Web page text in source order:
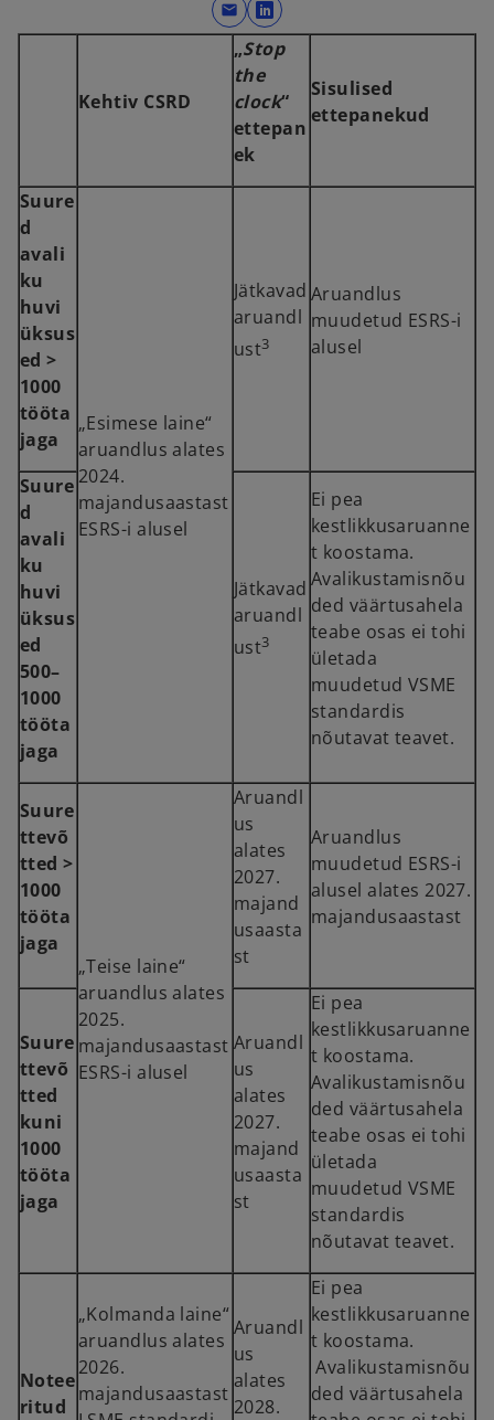
mail
o
p
e
n
s
n
w
t
a
Kehtiv CSRD
„Stop
the
clock“
ettepan
ek
Sisulised
ettepanekud
Suure
d
avali
ku
huvi
üksus
ed >
1000
tööta
jaga
„Esimese laine“
aruandlus alates
2024.
majandusaastast
ESRS-i alusel
Jätkavad
aruandl
ust3
Aruandlus
muudetud ESRS-i
alusel
Suure
d
avali
ku
huvi
üksus
ed
500–
1000
tööta
jaga
Jätkavad
aruandl
ust3
Ei pea
kestlikkusaruanne
t koostama.
Avalikustamisnõu
ded väärtusahela
teabe osas ei tohi
ületada
muudetud VSME
standardis
nõutavat teavet.
Suure
ttevõ
tted >
1000
tööta
jaga
„Teise laine“
aruandlus alates
2025.
majandusaastast
ESRS-i alusel
Aruandl
us
alates
2027.
majand
usaasta
st
Aruandlus
muudetud ESRS-i
alusel alates 2027.
majandusaastast
Suure
ttevõ
tted
kuni
1000
tööta
jaga
Aruandl
us
alates
2027.
majand
usaasta
st
Ei pea
kestlikkusaruanne
t koostama.
Avalikustamisnõu
ded väärtusahela
teabe osas ei tohi
ületada
muudetud VSME
standardis
nõutavat teavet.
Notee
ritud
„Kolmanda laine“
aruandlus alates
2026.
majandusaastast
Aruandl
us
alates
2028.
Ei pea
kestlikkusaruanne
t koostama.
Avalikustamisnõu
ded väärtusahela